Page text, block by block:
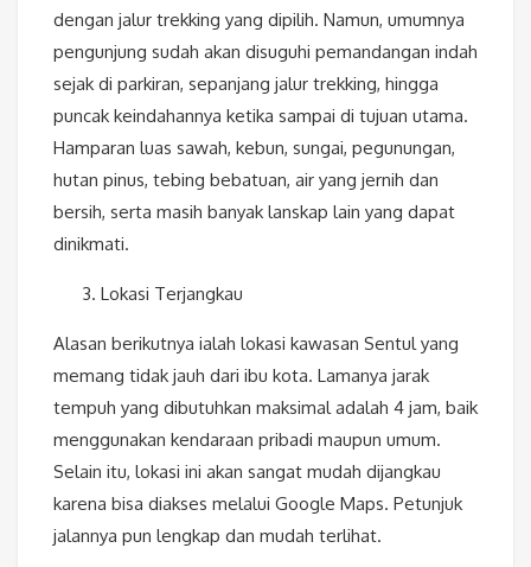
dengan jalur trekking yang dipilih. Namun, umumnya
pengunjung sudah akan disuguhi pemandangan indah
sejak di parkiran, sepanjang jalur trekking, hingga
puncak keindahannya ketika sampai di tujuan utama.
Hamparan luas sawah, kebun, sungai, pegunungan,
hutan pinus, tebing bebatuan, air yang jernih dan
bersih, serta masih banyak lanskap lain yang dapat
dinikmati.
Lokasi Terjangkau
Alasan berikutnya ialah lokasi kawasan Sentul yang
memang tidak jauh dari ibu kota. Lamanya jarak
tempuh yang dibutuhkan maksimal adalah 4 jam, baik
menggunakan kendaraan pribadi maupun umum.
Selain itu, lokasi ini akan sangat mudah dijangkau
karena bisa diakses melalui Google Maps. Petunjuk
jalannya pun lengkap dan mudah terlihat.